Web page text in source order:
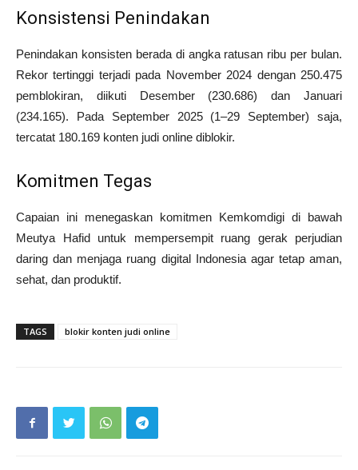
Konsistensi Penindakan
Penindakan konsisten berada di angka ratusan ribu per bulan.
Rekor tertinggi terjadi pada November 2024 dengan 250.475
pemblokiran, diikuti Desember (230.686) dan Januari
(234.165). Pada September 2025 (1–29 September) saja,
tercatat 180.169 konten judi online diblokir.
Komitmen Tegas
Capaian ini menegaskan komitmen Kemkomdigi di bawah
Meutya Hafid untuk mempersempit ruang gerak perjudian
daring dan menjaga ruang digital Indonesia agar tetap aman,
sehat, dan produktif.
TAGS blokir konten judi online